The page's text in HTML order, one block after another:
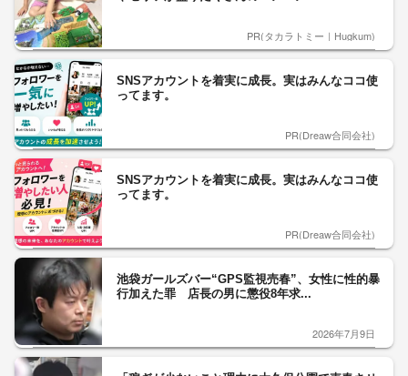
PR(タカラトミー｜Hugkum)
SNSアカウントを着実に成長。実はみんなココ使
ってます。
PR(Dreaw合同会社)
SNSアカウントを着実に成長。実はみんなココ使
ってます。
PR(Dreaw合同会社)
池袋ガールズバー“GPS監視売春”、女性に性的暴
行加えた罪 店長の男に懲役8年求...
2026年7月9日